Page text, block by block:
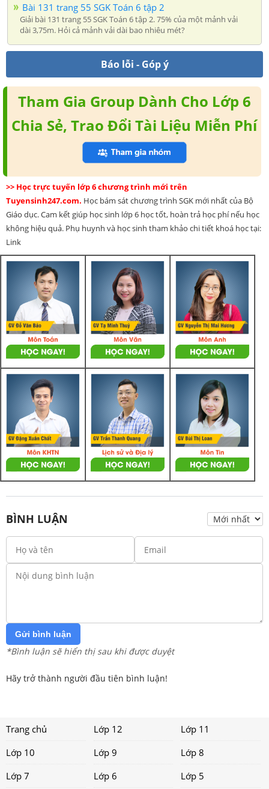
Bài 131 trang 55 SGK Toán 6 tập 2
Giải bài 131 trang 55 SGK Toán 6 tập 2. 75% của một mảnh vải
dài 3,75m. Hỏi cả mảnh vải dài bao nhiêu mét?
Báo lỗi - Góp ý
Tham Gia Group Dành Cho Lớp 6
Chia Sẻ, Trao Đổi Tài Liệu Miễn Phí
>> Học trực tuyến lớp 6 chương trình mới trên
Tuyensinh247.com. Học bám sát chương trình SGK mới nhất của Bộ
Giáo dục. Cam kết giúp học sinh lớp 6 học tốt, hoàn trả học phí nếu học
không hiệu quả. Phụ huynh và học sinh tham khảo chi tiết khoá học tại:
Link
BÌNH LUẬN
Gửi bình luận
*Bình luận sẽ hiển thị sau khi được duyệt
Hãy trở thành người đầu tiên bình luận!
Trang chủ Lớp 12
Lớp 11
Lớp 10
Lớp 9
Lớp 8
Lớp 7
Lớp 6 Lớp 5